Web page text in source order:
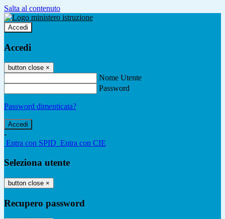
Salta al contenuto
Accedi
Accedi
button close ×
Nome Utente
Password
Password dimenticata?
-
Entra con SPID Entra con CIE
Seleziona utente
button close ×
Recupero password